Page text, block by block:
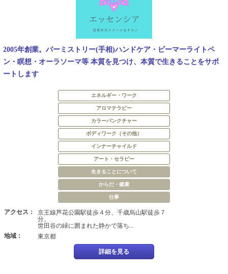
2005年創業。パーミストリー(手相)ハンドケア・ビーマーライトペ
ン・瞑想・オーラソーマ等 本質を見つけ、本質で生きることをサポ
ートします
エネルギー・ワーク
アロマテラピー
カラーパンクチャー
ボディワーク（その他）
インナーチャイルド
アート・セラピー
生きることについて
からだ・健康
仕事
アクセス：
京王線芦花公園駅徒歩４分、千歳烏山駅徒歩７
分。
世田谷の緑に囲まれた静かで落ち...
地域：
東京都
詳細を見る